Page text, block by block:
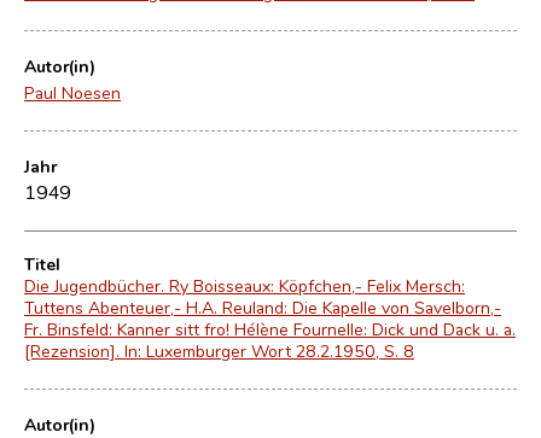
Autor(in)
Paul Noesen
Jahr
1949
Titel
Die Jugendbücher. Ry Boisseaux: Köpfchen,- Felix Mersch:
Tuttens Abenteuer,- H.A. Reuland: Die Kapelle von Savelborn,-
Fr. Binsfeld: Kanner sitt fro! Hélène Fournelle: Dick und Dack u. a.
[Rezension]. In: Luxemburger Wort 28.2.1950, S. 8
Autor(in)